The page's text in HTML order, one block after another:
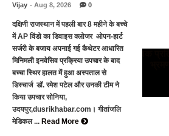
Vijay - Aug 8, 2026 0
दक्षिणी राजस्थान में पहली बार 8 महीने के बच्चे
में AP विंडो का डिवाइस क्लोजर ओपन-हार्ट
सर्जरी के बजाय अपनाई गई कैथेटर आधारित
मिनिमली इनवेसिव प्रक्रिया उपचार के बाद
बच्चा स्थिर हालत में हुआ अस्पताल से
डिस्चार्ज डॉ. रमेश पटेल और उनकी टीम ने
किया उपचार सोनिया,
उदयपुर,dusrikhabar.com। गीतांजलि
मेडिकल ... Read More